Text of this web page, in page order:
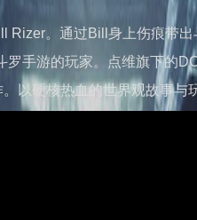
Rizer。通过Bill身上伤痕带
手游的玩家。点维旗下的
以硬核热血的世界观故事与